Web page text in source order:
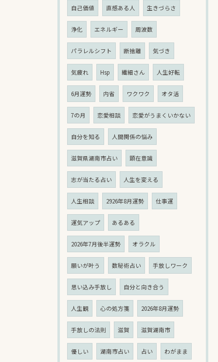
自己価値 直感ある人 生きづらさ
浄化 エネルギー 周波数
パラレルシフト 断捨離 気づき
気疲れ Hsp 繊細さん 人生好転
6月運勢 内省 ワクワク オタ活
7の月 恋愛相談 恋愛がうまくいかない
自分を知る 人間関係の悩み
滋賀県湖南市占い 顕在意識
志が当たる占い 人生を変える
人生相談 2926年8月運勢 仕事運
運気アップ あるある
2026年7月後半運勢 オラクル
願いが叶う 数秘術占い 手放しワーク
思い込み手放し 自分と向き合う
人生観 心の処方箋 2026年8月運勢
手放しの法則 滋賀 滋賀湖南市
優しい 湖南市占い 占い わがまま